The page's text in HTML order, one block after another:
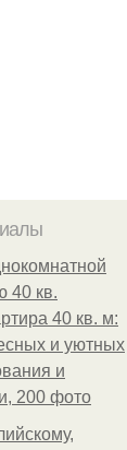
40 кв.
40 кв. м:
и уютных
и
200 фото